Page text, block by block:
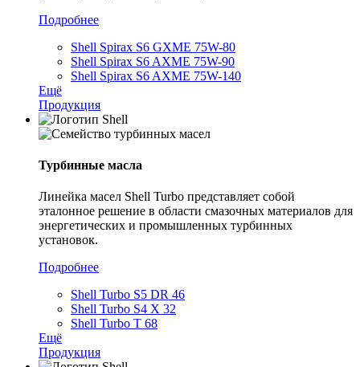
Подробнее
Shell Spirax S6 GXME 75W-80
Shell Spirax S6 AXME 75W-90
Shell Spirax S6 AXME 75W-140
Ещё
Продукция
Турбинные масла
Линейка масел Shell Turbo представляет собой
эталонное решение в области смазочных материалов для
энергетических и промышленных турбинных
установок.
Подробнее
Shell Turbo S5 DR 46
Shell Turbo S4 X 32
Shell Turbo T 68
Ещё
Продукция